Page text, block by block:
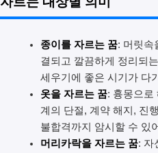
종이를 자르는 꿈: 머릿속
결되고 깔끔하게 정리되
세우기에 좋은 시기가 다
옷을 자르는 꿈: 흉몽으로
계의 단절, 계약 해지, 진
불합격까지 암시할 수 있
머리카락을 자르는 꿈: 자